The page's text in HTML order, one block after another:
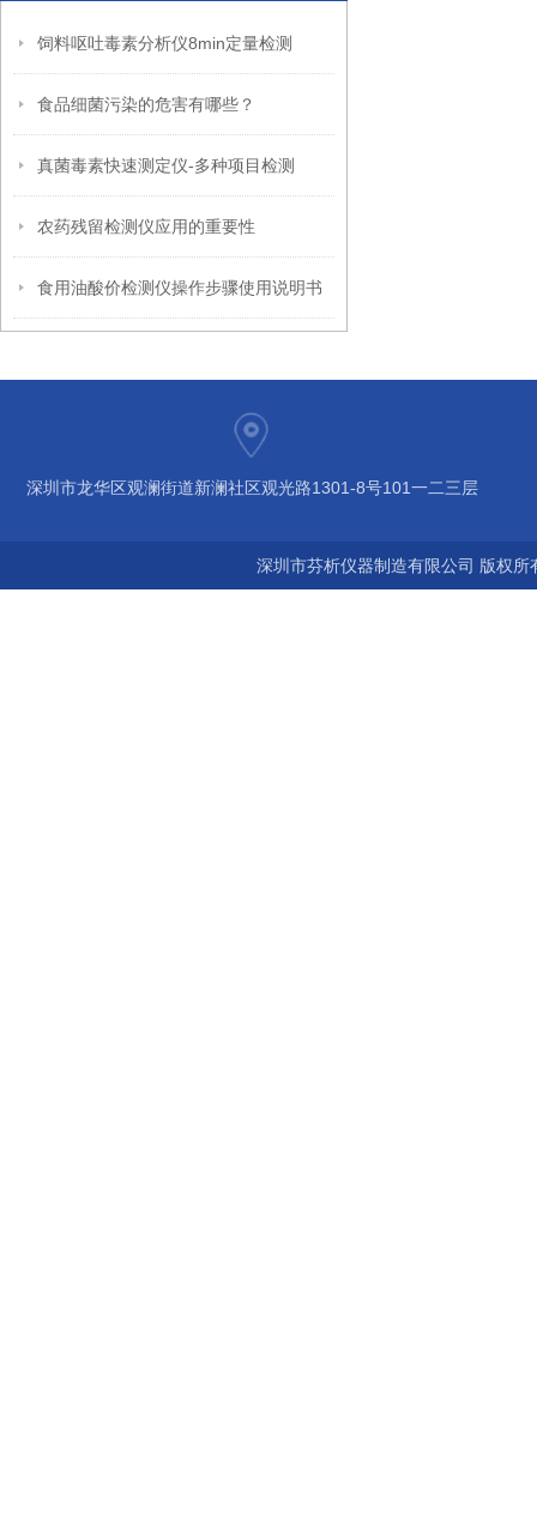
饲料呕吐毒素分析仪8min定量检测
食品细菌污染的危害有哪些？
真菌毒素快速测定仪-多种项目检测
农药残留检测仪应用的重要性
食用油酸价检测仪操作步骤使用说明书
深圳市龙华区观澜街道新澜社区观光路1301-8号101一二三层
深圳市芬析仪器制造有限公司 版权